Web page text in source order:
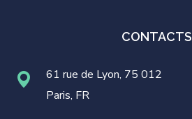
CONTACTS
61 rue de Lyon, 75 012
Paris, FR